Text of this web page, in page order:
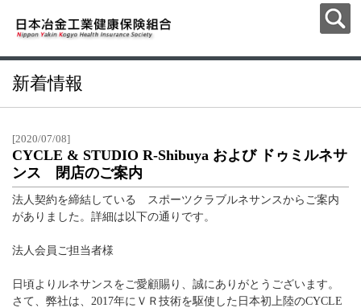
新着情報
[2020/07/08]
CYCLE & STUDIO R-Shibuya および ドゥミルネサ
ンス 閉店のご案内
法人契約を締結している スポーツクラブルネサンスからご案内
がありました。詳細は以下の通りです。
法人会員ご担当者様
日頃よりルネサンスをご愛顧賜り、誠にありがとうございます。
さて、弊社は、2017年にＶＲ技術を駆使した日本初上陸のCYCLE